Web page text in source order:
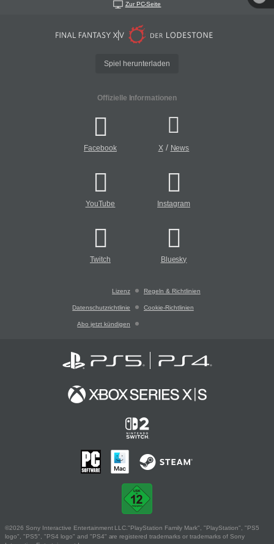
Zur PC-Seite
Spiel herunterladen
Offizielle Informationen
Facebook X/ News
YouTube Instagram
Twitch Bluesky
Lizenz Regeln & Richtlinien
Datenschutzrichtlinie Cookie-Richtlinien
Abo jetzt kündigen
©2026 Sony Interactive Entertainment LLC."PlayStation Family Mark", "PlayStation", "PS5
logo", "PS5", "PS4 logo" and "PS4" are registered trademarks or trademarks of Sony